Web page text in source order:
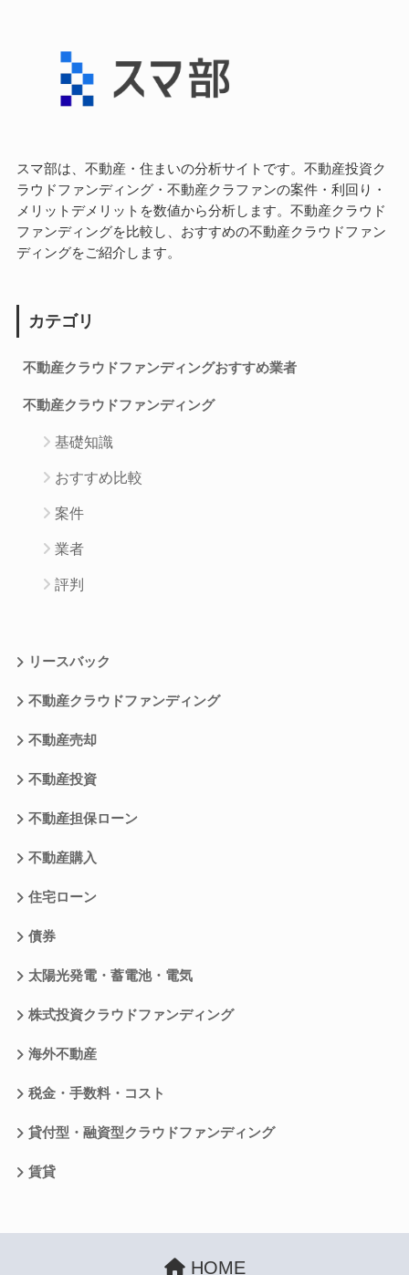
スマ部は、不動産・住まいの分析サイトです。不動産投資ク
ラウドファンディング・不動産クラファンの案件・利回り・
メリットデメリットを数値から分析します。不動産クラウド
ファンディングを比較し、おすすめの不動産クラウドファン
ディングをご紹介します。
カテゴリ
不動産クラウドファンディングおすすめ業者
不動産クラウドファンディング
基礎知識
おすすめ比較
案件
業者
評判
リースバック
不動産クラウドファンディング
不動産売却
不動産投資
不動産担保ローン
不動産購入
住宅ローン
債券
太陽光発電・蓄電池・電気
株式投資クラウドファンディング
海外不動産
税金・手数料・コスト
貸付型・融資型クラウドファンディング
賃貸
HOME